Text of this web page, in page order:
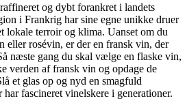
og dybt forankret i landets
i Frankrig har sine egne unikke druer
lokale terroir og klima. Uanset om du
rosévin, er der en fransk vin, der
næste gang du skal vælge en flaske vin,
verden af fransk vin og opdage de
et glas op og nyd en smagfuld
fascineret vinelskere i generationer.